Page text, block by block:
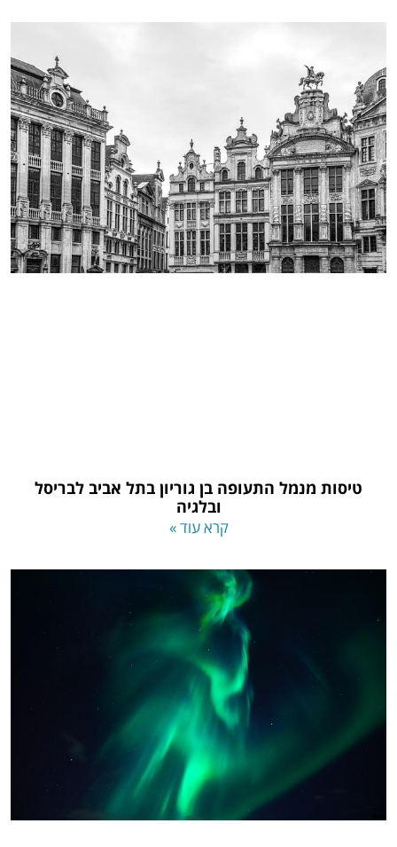
טיסות מנמל התעופה בן גוריון בתל אביב לבריסל
ובלגיה
קרא עוד »